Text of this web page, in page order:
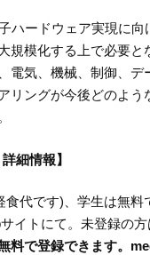
ハードウェア実現に向
規模化する上で必要と
電気、機械、制御、デ
リングが今後どのよう
細情報】
食代です)、学生は無料
イトにて。未登録の
無料で登録できます。